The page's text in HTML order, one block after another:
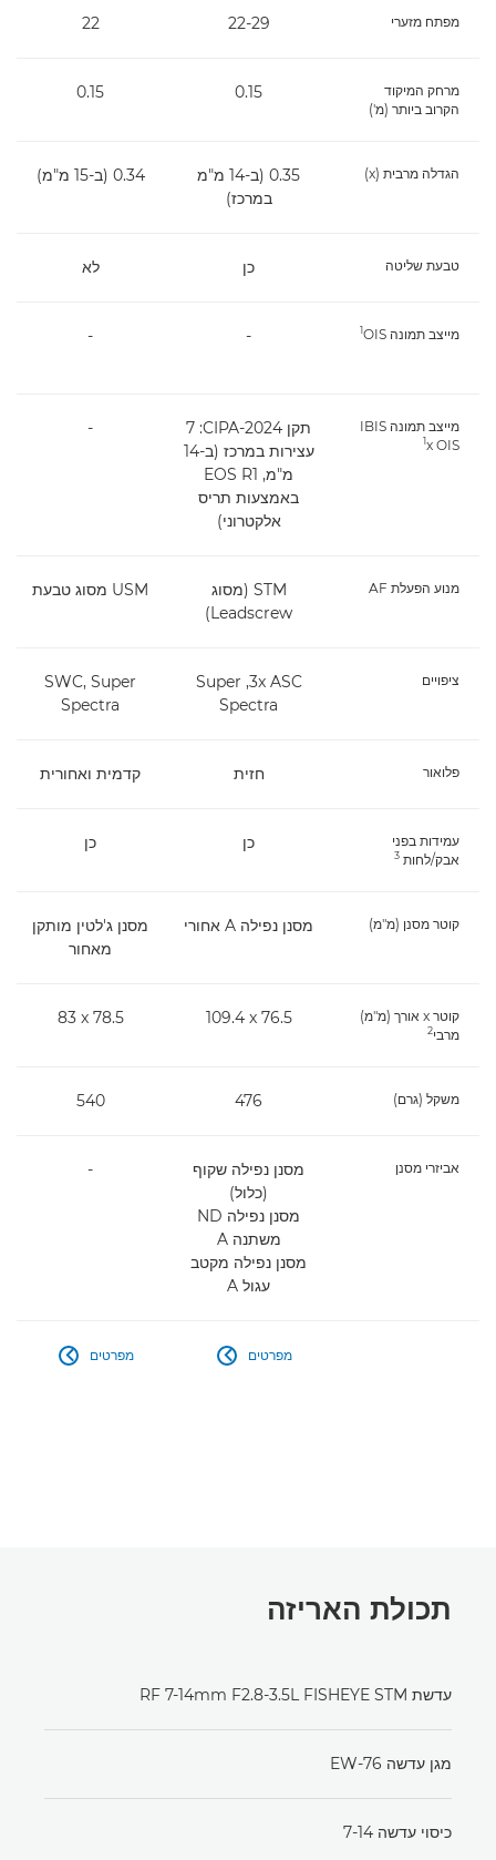
מפתח מזערי 22-29
22
מרחק המיקוד
הקרוב ביותר (מ')
0.15
0.15
הגדלה מרבית (x)
0.35 (ב-14 מ"מ
במרכז)
0.34 (ב-15 מ"מ)
טבעת שליטה כן לא
מייצב תמונה OIS‏ 1
-
-
מייצב תמונה IBIS
x OIS‏
1
תקן CIPA-2024: ‏7
עצירות במרכז (ב-14
מ"מ, EOS R1
באמצעות תריס
אלקטרוני)
-
מנוע הפעלת AF
STM (מסוג
Leadscrew)
USM מסוג טבעת
ציפויים
3x ASC, ‏Super
Spectra
SWC, Super
Spectra
פלואור חזית קדמית ואחורית
עמידות בפני
אבק/לחות 3
כן כן
קוטר מסנן (מ"מ) מסנן נפילה A אחורי
מסנן ג'לטין מותקן
מאחור
קוטר x אורך (מ"מ)
מרבי2
76.5 x‏ 109.4
78.5 x‏ 83
משקל (גרם) 476
540
אביזרי מסנן
מסנן נפילה שקוף
(כלול)
מסנן נפילה ND
משתנה A
מסנן נפילה מקטב
עגול A
-
מפרטים  מפרטים 
תכולת האריזה
עדשת RF 7-14mm F2.8-3.5L FISHEYE STM
מגן עדשה EW-76
כיסוי עדשה 7-14